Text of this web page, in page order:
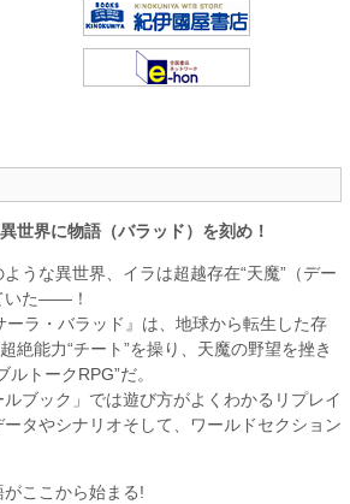
世界に物語（バラッド）を刻め！
うな異世界、イラは超越存在“天魔”（デー
いた――！
ーラ・バラッド』は、地球から転生した存
絶能力“チート”を操り、天魔の野望を挫き
トークRPG”だ。
ブック」では遊び方がよくわかるリプレイ
タやシナリオそして、ワールドセクション
ここから始まる!